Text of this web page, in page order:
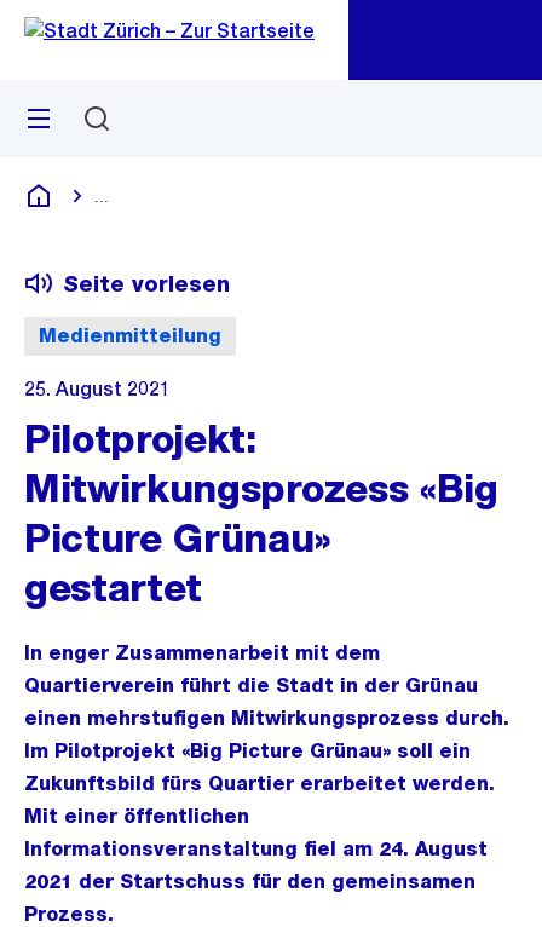
Navigation
Sprunglink
Menü
Deutsch
Medienmitteilung
Seite vorlesen
25. August 2021
Pilotprojekt:
Mitwirkungsprozess «Big
Picture Grünau»
gestartet
In enger Zusammenarbeit mit dem
Quartierverein führt die Stadt in der Grünau
einen mehrstufigen Mitwirkungsprozess durch.
Im Pilotprojekt «Big Picture Grünau» soll ein
Zukunftsbild fürs Quartier erarbeitet werden.
Mit einer öffentlichen
Informationsveranstaltung fiel am 24. August
2021 der Startschuss für den gemeinsamen
Prozess.